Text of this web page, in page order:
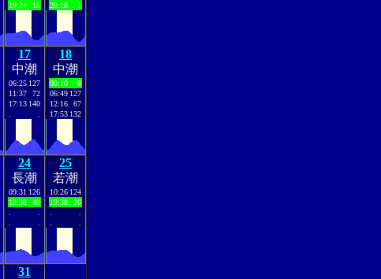
19:24
15
20:18
1
17
中潮
06:25 127
11:37
72
17:13 140
18
中潮
00:10
8
06:49 127
12:16
67
17:53 132
24
長潮
09:31 126
18:38
40
25
若潮
10:26 124
19:38
26
31